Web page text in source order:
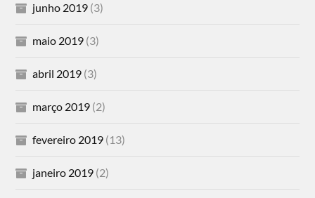
junho 2019 (3)
maio 2019 (3)
abril 2019 (3)
março 2019 (2)
fevereiro 2019 (13)
janeiro 2019 (2)